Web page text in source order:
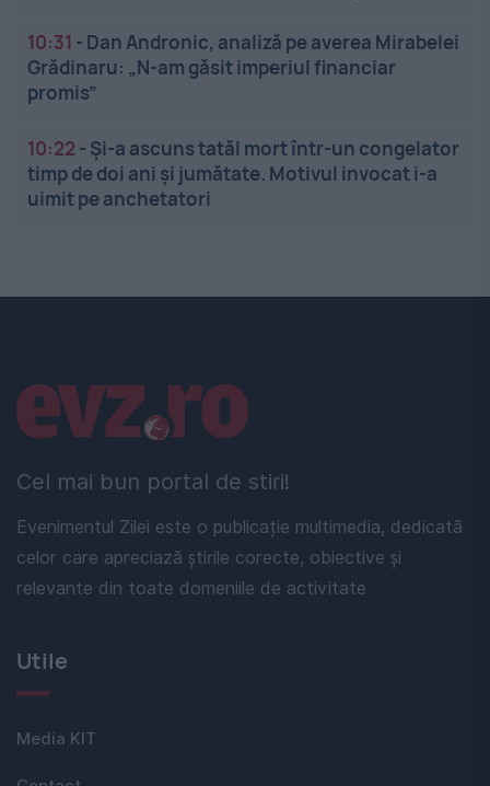
10:31 - Dan Andronic, analiză pe averea Mirabelei
Grădinaru: „N-am găsit imperiul financiar
promis”
10:22 - Și-a ascuns tatăl mort într-un congelator
timp de doi ani și jumătate. Motivul invocat i-a
uimit pe anchetatori
Cel mai bun portal de stiri!
Evenimentul Zilei este o publicație multimedia, dedicată
celor care apreciază știrile corecte, obiective și
relevante din toate domeniile de activitate
Linkuri utile
Utile
Media KIT